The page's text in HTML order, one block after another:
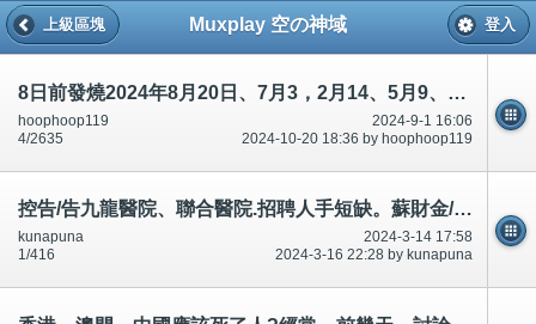
Muxplay 空の神域
上級區塊 登入
8日前發燒2024年8月20日、7月3，2月14、5月9、12日送醫院80歲7餐，痰。有2餐份量大概等於6飯碗。61361681,62210969
2024-9-1 16:06
hoophoop119
2024-10-20 18:36 by hoophoop119
4/2635
控告/告九龍醫院、聯合醫院.招聘人手短缺。蘇財金/耀銘91093395松齡護老集團-松暉護老中心,不光顧/唔幫襯吃6餐附
2024-3-14 17:58
kunapuna
2024-3-16 22:28 by kunapuna
1/416